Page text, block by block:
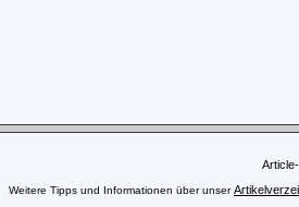
Weitere Tipps und Informationen über unser